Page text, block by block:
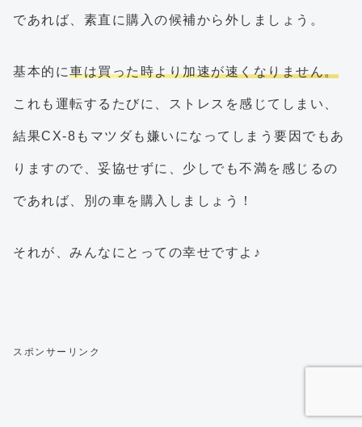
であれば、素直に購入の候補から外しましょう。
基本的に車は買った時より加速が速くなりません。
これも運転するたびに、ストレスを感じてしまい、
結果CX-8もマツダも嫌いになってしまう要因でもあ
りますので、妥協せずに、少しでも不満を感じるの
であれば、別の車を購入しましょう！
それが、みんなにとっての幸せですよ♪
スポンサーリンク